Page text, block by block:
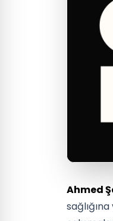
Ahmed